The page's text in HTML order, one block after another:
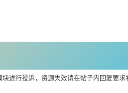
进行投诉，资源失效请在帖子内回复要求